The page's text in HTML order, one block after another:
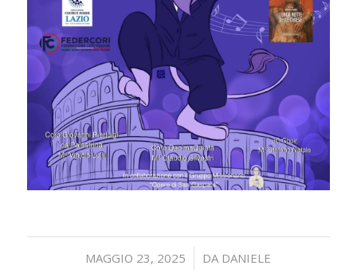
MAGGIO 23, 2025
/ DA DANIELE